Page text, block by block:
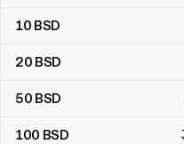
10 BSD
20 BSD
50 BSD
100 BSD